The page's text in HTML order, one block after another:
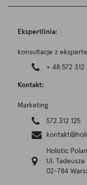
Ekspertlinia:
konsultacje z
+ 48 572 312
Kontakt:
Marketing
572 312 125
Holistic
Ul.
02-784